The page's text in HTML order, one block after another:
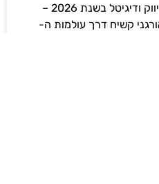
מדריך מעשי ועממי לאנשי שיווק ודיגיטל בשנת 2026 –
קשיח דרך עולמות ה-